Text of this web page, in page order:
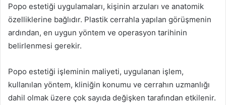
Popo estetiği uygulamaları, kişinin arzuları ve anatomik
özelliklerine bağlıdır. Plastik cerrahla yapılan görüşmenin
ardından, en uygun yöntem ve operasyon tarihinin
belirlenmesi gerekir.
Popo estetiği işleminin maliyeti, uygulanan işlem,
kullanılan yöntem, kliniğin konumu ve cerrahın uzmanlığı
dahil olmak üzere çok sayıda değişken tarafından etkilenir.